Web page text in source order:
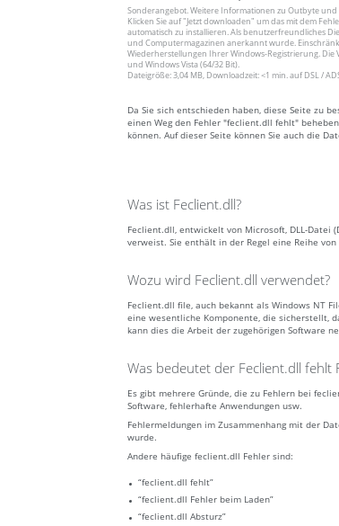
Sonderangebot. Weitere Informationen zu Outbyteund
Klicken Sie auf"Jetzt downloaden" um das mit dem
automatisch zu installieren. Als benutzerfreundliches
und Computermagazinen anerkannt wurde.
Wiederherstellungen Ihrer Windows-Registrierung. Die
und Windows Vista (64/32 Bit).
Dateigröße: 3,04 MB, Downloadzeit: <1 min. auf DSL /
Da Sie sich entschieden haben, diese Seite zu
einen Weg den Fehler "feclient.dll fehlt"
können. Auf dieser Seite können Sie auch die
Was ist Feclient.dll?
Feclient.dll, entwickelt von Microsoft, DLL-Datei
verweist. Sie enthält in der Regel eine Reihe
Wozu wird Feclient.dll verwendet?
Feclient.dll file, auch bekannt als Windows NT
eine wesentliche Komponente, die sicherstellt,
kann dies die Arbeit der zugehörigen Software
Was bedeutet der Feclient.dll fehlt
Es gibt mehrere Gründe, die zu Fehlern bei
Software, fehlerhafte Anwendungen usw.
Fehlermeldungen im Zusammenhang mit der
wurde.
Andere häufige feclient.dll Fehler sind:
“feclient.dll fehlt”
“feclient.dll Fehler beim Laden”
“feclient.dll Absturz”